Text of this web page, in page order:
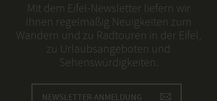
Mit dem Eifel-Newsletter liefern wir
Ihnen regelmäßig Neuigkeiten zum
Wandern und zu Radtouren in der Eifel,
zu Urlaubsangeboten und
Sehenswürdigkeiten.
NEWSLETTER-ANMELDUNG